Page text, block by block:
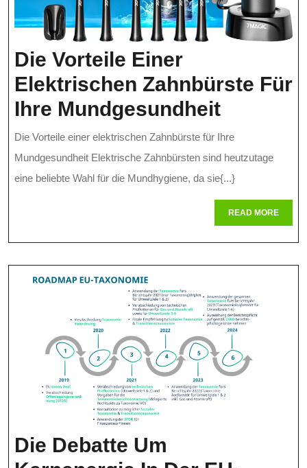
Die Vorteile Einer
Elektrischen Zahnbürste Für
Ihre MundgesundheitDie
Vorteile
Einer
Für
Die Vorteile einer elektrischen Zahnbürste für Ihre
Mundgesundheit Elektrische Zahnbürsten sind heutzutage
eine beliebte Wahl für die Mundhygiene, da sie{...}
READ MOREREAD
MORE
Die Debatte Um